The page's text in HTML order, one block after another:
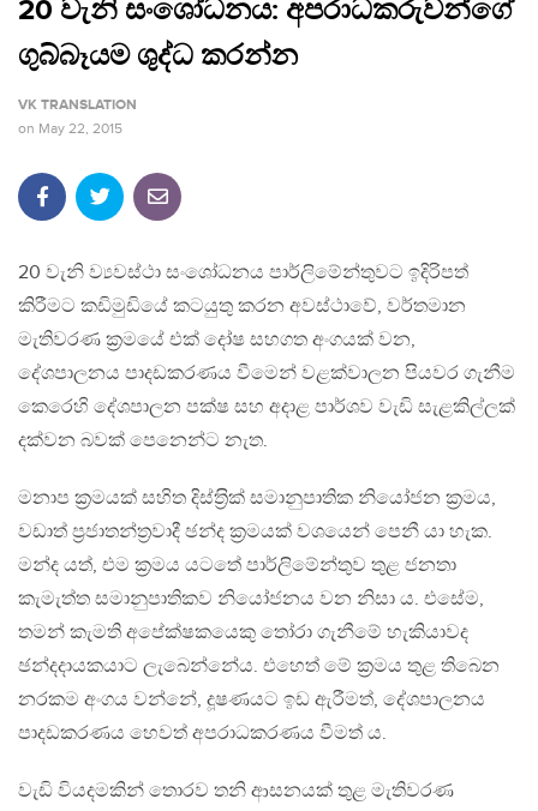
20 වැනි සංශෝධනය: අපරාධකරුවන්ගේ
ගුබ්බෑයම ශුද්ධ කරන්න
VK TRANSLATION
on May 22, 2015
20 වැනි ව්‍යවස්ථා සංශෝධනය පාර්ලිමේන්තුවට ඉදිරිපත්
කිරීමට කඩිමුඩියේ කටයුතු කරන අවස්ථාවේ, වර්තමාන
මැතිවරණ ක‍්‍රමයේ එක් දෝෂ සහගත අංගයක් වන,
දේශපාලනය පාදඩකරණය වීමෙන් වළක්වාලන පියවර ගැනීම
කෙරෙහි දේශපාලන පක්ෂ සහ අදාළ පාර්ශව වැඩි සැළකිල්ලක්
දක්වන බවක් පෙනෙන්ට නැත.
මනාප ක‍්‍රමයක් සහිත දිස්ත‍්‍රික් සමානුපාතික නියෝජන ක‍්‍රමය,
වඩාත් ප‍්‍රජාතන්ත‍්‍රවාදී ඡන්ද ක‍්‍රමයක් වශයෙන් පෙනී යා හැක.
මන්ද යත්, එම ක‍්‍රමය යටතේ පාර්ලිමේන්තුව තුළ ජනතා
කැමැත්ත සමානුපාතිකව නියෝජනය වන නිසා ය. එසේම,
තමන් කැමති අපේක්ෂකයෙකු තෝරා ගැනීමේ හැකියාවද
ඡන්දදායකයාට ලැබෙන්නේය. එහෙත් මේ ක‍්‍රමය තුළ තිබෙන
නරකම අංගය වන්නේ, දූෂණයට ඉඩ ඇරීමත්, දේශපාලනය
පාදඩකරණය හෙවත් අපරාධකරණය වීමත් ය.
වැඩි වියදමකින් තොරව තනි ආසනයක් තුළ මැතිවරණ